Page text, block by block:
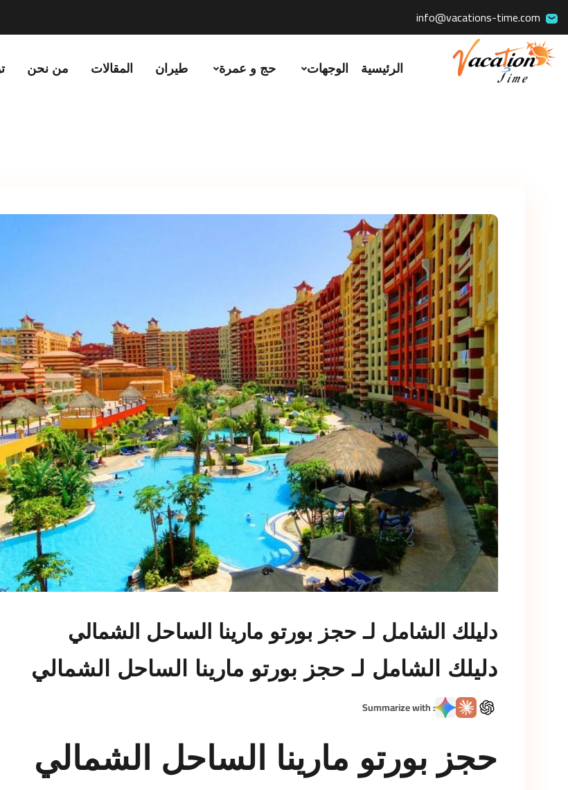
info@vacations-time.com
الرئيسية الوجهات حج و عمرة طيران المقالات من نحن
دليلك الشامل لـ حجز بورتو مارينا الساحل الشمالي
دليلك الشامل لـ حجز بورتو مارينا الساحل الشمالي
: Summarize with
حجز بورتو مارينا الساحل الشمالي